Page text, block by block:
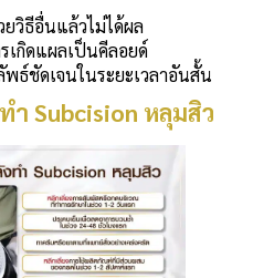
วิธีอื่นแล้วไม่ได้ผล
เกิดแผลเป็นคีลอยด์
ธ์ชัดเจนในระยะเวลาอันสั้น
ำ Subcision หลุมสิว